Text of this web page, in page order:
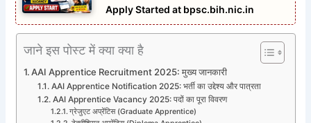
Apply Started at bpsc.bih.nic.in
जाने इस पोस्ट में क्या क्या है
AAI Apprentice Recruitment 2025: मुख्य जानकारी
AAI Apprentice Notification 2025: भर्ती का उद्देश्य और पात्रता
AAI Apprentice Vacancy 2025: पदों का पूरा विवरण
ग्रेजुएट अप्रेंटिस (Graduate Apprentice)